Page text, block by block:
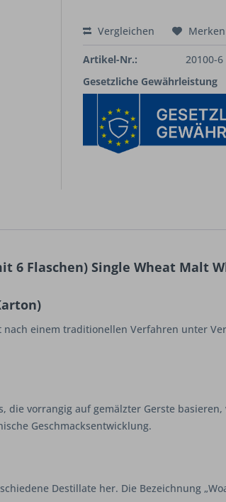
Vergleichen Merken
Artikel-Nr.:
20100-6
Gesetzliche Gewährleistung
6 Flaschen) Single Wheat Malt
einem traditionellen Verfahren unter
die vorrangig auf gemälzter Gerste
Geschmacksentwicklung.
Destillate her. Die Bezeichnung